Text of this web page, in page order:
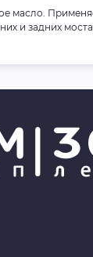
масло.
и задних